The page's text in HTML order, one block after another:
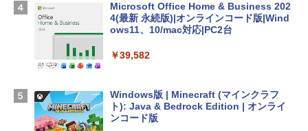
￥278,800
【Amazon.co.jp限定】 HP ノートパソコ
￥129,800
Microsoft Office Home & Business 202
4(最新 永続版)|オンラインコード版|Wind
ows11、10/mac対応|PC2台
￥39,582
Windows版 | Minecraft (マインクラフ
ト): Java & Bedrock Edition | オンライ
ンコード版